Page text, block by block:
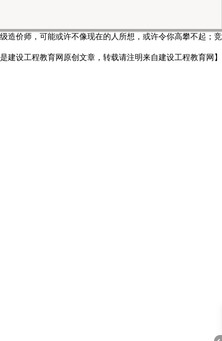
造价师，可能或许不像现在的人所想，或许令你高攀不起；竞
建设工程教育网原创文章，转载请注明来自建设工程教育网】